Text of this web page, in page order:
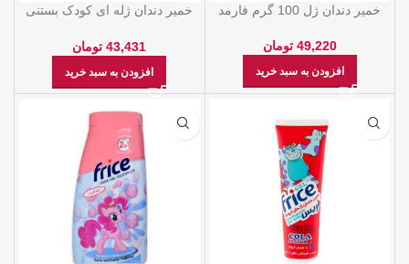
خمیر دندان ژل 100 گرم فارمد
49,220 تومان
افزودن به سبد خرید
خمیر دندان ژله ای کودک بستنی
43,431 تومان
افزودن به سبد خرید